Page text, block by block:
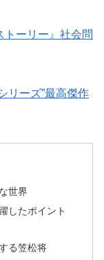
トーリー』社会問
リーズ”最高傑作
世界
したポイント
る笠松将